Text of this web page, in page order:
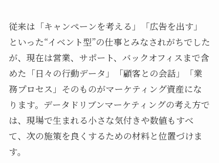
従来は「キャンペーンを考える」「広告を出す」
といった“イベント型”の仕事とみなされがちでした
が、現在は営業、サポート、バックオフィスまで含
めた「日々の行動データ」「顧客との会話」「業
務プロセス」そのものがマーケティング資産にな
ります。データドリブンマーケティングの考え方で
は、現場で生まれる小さな気付きや数値もすべ
て、次の施策を良くするための材料と位置づけま
す。